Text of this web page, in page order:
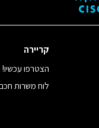
קריירה
הצטרפו עכשיו!
לוח משרות